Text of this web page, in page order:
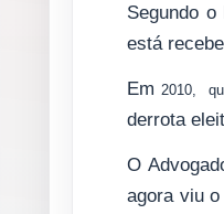
Segundo
está
Em 2010,
derrota
O
agora viu